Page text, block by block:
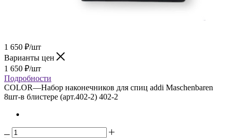
1 650 ₽/шт
Варианты цен
1 650 ₽/шт
Подробности
COLOR—Набор наконечников для спиц addi Maschenbaren
8шт-в блистере (арт.402-2) 402-2